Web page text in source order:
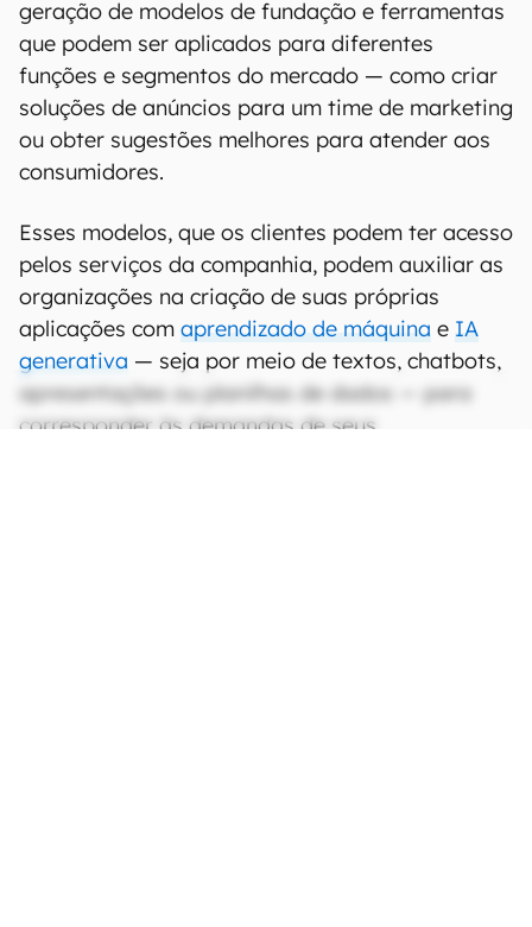
geração de modelos de fundação e ferramentas
que podem ser aplicados para diferentes
funções e segmentos do mercado — como criar
soluções de anúncios para um time de marketing
ou obter sugestões melhores para atender aos
consumidores.
Esses modelos, que os clientes podem ter acesso
pelos serviços da companhia, podem auxiliar as
organizações na criação de suas próprias
aplicações com aprendizado de máquina e IA
generativa — seja por meio de textos, chatbots,
apresentações ou planilhas de dados — para
corresponder às demandas de seus